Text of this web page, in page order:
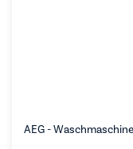
AEG -